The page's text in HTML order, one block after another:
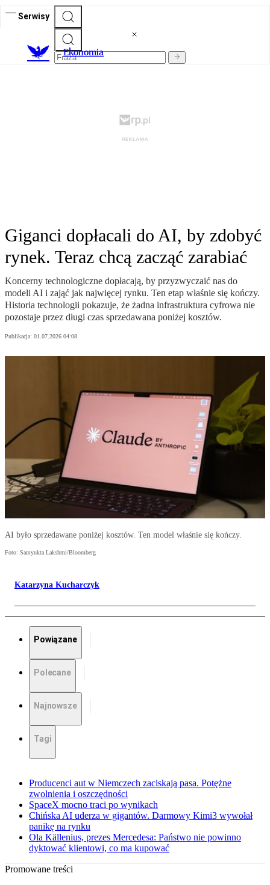
Serwisy
Ekonomia
Giganci dopłacali do AI, by zdobyć
rynek. Teraz chcą zacząć zarabiać
Koncerny technologiczne dopłacają, by przyzwyczaić nas do
modeli AI i zająć jak najwięcej rynku. Ten etap właśnie się kończy.
Historia technologii pokazuje, że żadna infrastruktura cyfrowa nie
pozostaje przez długi czas sprzedawana poniżej kosztów.
Publikacja: 01.07.2026 04:08
AI było sprzedawane poniżej kosztów. Ten model właśnie się kończy.
Foto: Samyukta Lakshmi/Bloomberg
Katarzyna Kucharczyk
Powiązane
Polecane
Najnowsze
Tagi
Producenci aut w Niemczech zaciskają pasa. Potężne
zwolnienia i oszczędności
SpaceX mocno traci po wynikach
Chińska AI uderza w gigantów. Darmowy Kimi3 wywołał
panikę na rynku
Ola Källenius, prezes Mercedesa: Państwo nie powinno
dyktować klientowi, co ma kupować
Promowane treści